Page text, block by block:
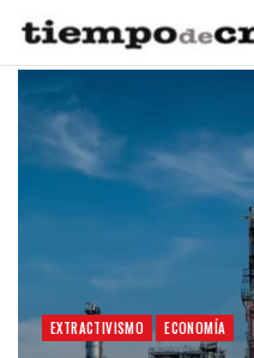
EXTRACTIVISMO ECONOMÍA